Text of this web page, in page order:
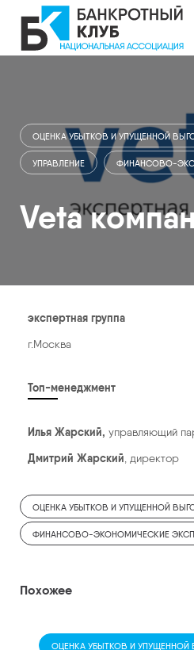
е
ОЦЕНКА УБЫТКОВ И УПУЩЕННОЙ
УПРАВЛЕНИЕ ФИНАНСОВО-
Veta
экспертная группа
г.Москва
Топ-менеджмент
Илья Жарский, управляющий
Дмитрий Жарский , директор
ОЦЕНКА УБЫТКОВ И УПУЩЕННОЙ
ФИНАНСОВО-ЭКОНОМИЧЕСКИЕ
Похожее
ОЦЕНКА УБЫТКОВ И УПУЩЕННОЙ